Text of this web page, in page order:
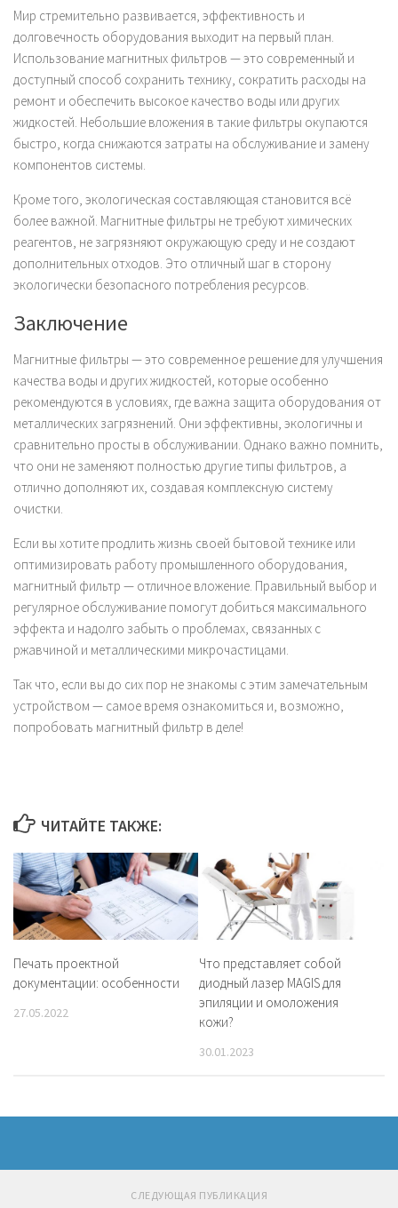
Мир стремительно развивается, эффективность и
долговечность оборудования выходит на первый план.
Использование магнитных фильтров — это современный и
доступный способ сохранить технику, сократить расходы на
ремонт и обеспечить высокое качество воды или других
жидкостей. Небольшие вложения в такие фильтры окупаются
быстро, когда снижаются затраты на обслуживание и замену
компонентов системы.
Кроме того, экологическая составляющая становится всё
более важной. Магнитные фильтры не требуют химических
реагентов, не загрязняют окружающую среду и не создают
дополнительных отходов. Это отличный шаг в сторону
экологически безопасного потребления ресурсов.
Заключение
Магнитные фильтры — это современное решение для улучшения
качества воды и других жидкостей, которые особенно
рекомендуются в условиях, где важна защита оборудования от
металлических загрязнений. Они эффективны, экологичны и
сравнительно просты в обслуживании. Однако важно помнить,
что они не заменяют полностью другие типы фильтров, а
отлично дополняют их, создавая комплексную систему
очистки.
Если вы хотите продлить жизнь своей бытовой технике или
оптимизировать работу промышленного оборудования,
магнитный фильтр — отличное вложение. Правильный выбор и
регулярное обслуживание помогут добиться максимального
эффекта и надолго забыть о проблемах, связанных с
ржавчиной и металлическими микрочастицами.
Так что, если вы до сих пор не знакомы с этим замечательным
устройством — самое время ознакомиться и, возможно,
попробовать магнитный фильтр в деле!
ЧИТАЙТЕ ТАКЖЕ:
Печать проектной
документации: особенности
27.05.2022
Что представляет собой
диодный лазер MAGIS для
эпиляции и омоложения
кожи?
30.01.2023
СЛЕДУЮЩАЯ ПУБЛИКАЦИЯ